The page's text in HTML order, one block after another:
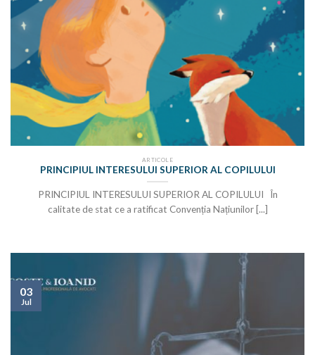
ARTICOLE
PRINCIPIUL INTERESULUI SUPERIOR AL COPILULUI
PRINCIPIUL INTERESULUI SUPERIOR AL COPILULUI În
calitate de stat ce a ratificat Convenția Națiunilor [...]
03
Jul